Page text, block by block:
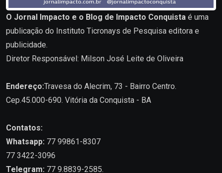
O Jornal Impacto e o Blog de Impacto Conquista é uma
publicação do Instituto Ticronays de Pesquisa editora e
publicidade.
Diretor Responsável: Milson José Leite de Oliveira
Endereço:Travesa do Alecrim, 73 - Bairro Centro.
Cep.45.000-690. Vitória da Conquista - BA
Contatos:
Whatsapp: 77 99861-8307
77 3422-3096
Telegram: 77 9.8839-2585.